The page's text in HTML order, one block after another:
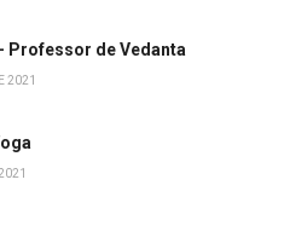
Professor de Vedanta
2021